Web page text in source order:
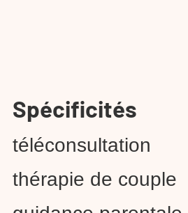
Spécificités
téléconsultation
thérapie de couple